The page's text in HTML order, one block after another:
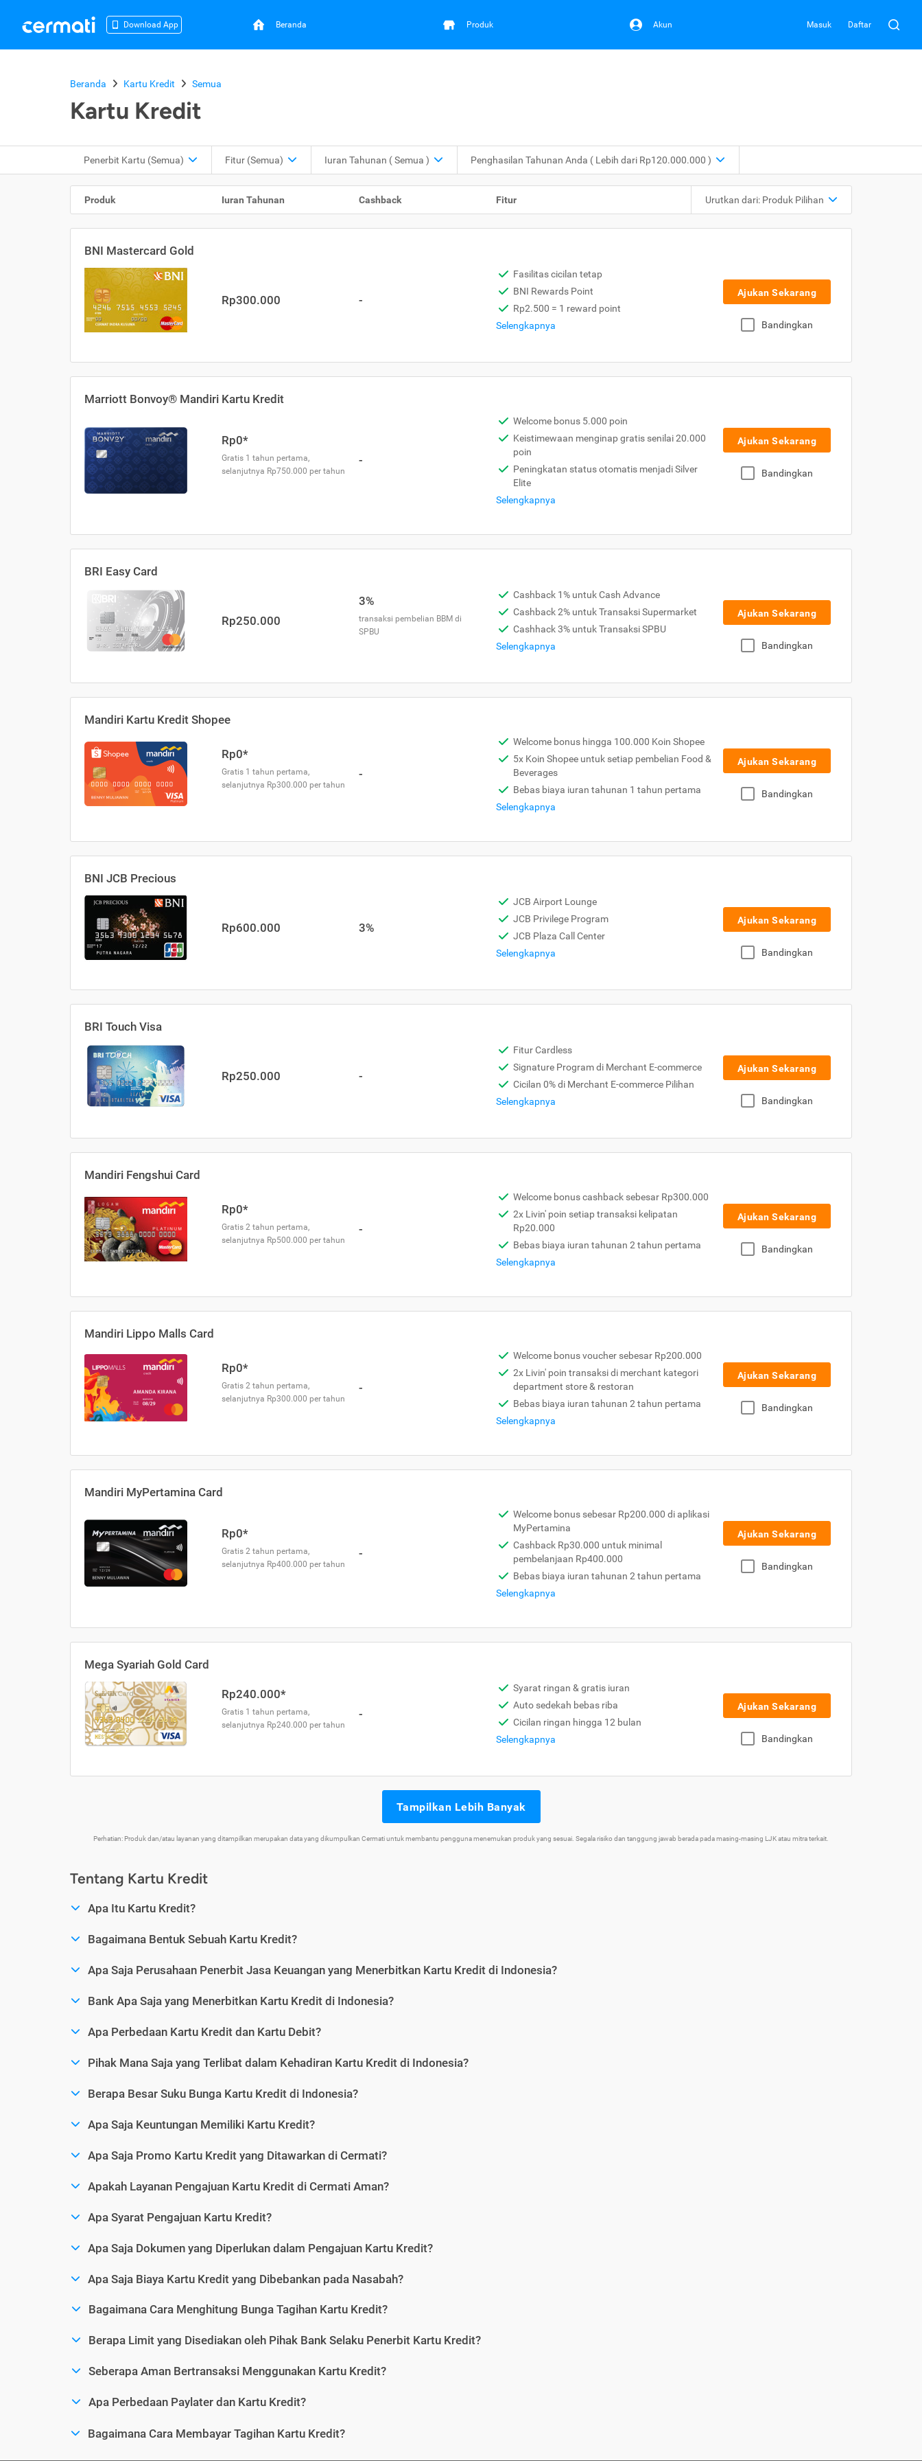
Download App Beranda Produk Akun Masuk Daftar
Beranda Kartu Kredit Semua
Kartu Kredit
Penerbit Kartu (Semua) Fitur (Semua) Iuran Tahunan ( Semua ) Penghasilan Tahunan Anda ( Lebih dari Rp120.000.000 )
Produk Iuran Tahunan Cashback Fitur Urutkan dari: Produk Pilihan
BNI Mastercard Gold
Rp300.000 -
Fasilitas cicilan tetap
BNI Rewards Point
Rp2.500 = 1 reward point
Selengkapnya
Ajukan Sekarang
Bandingkan
Marriott Bonvoy® Mandiri Kartu Kredit
Rp0*
Gratis 1 tahun pertama,
selanjutnya Rp750.000 per tahun
-
Welcome bonus 5.000 poin
Keistimewaan menginap gratis senilai 20.000
poin
Peningkatan status otomatis menjadi Silver
Elite
Selengkapnya
Ajukan Sekarang
Bandingkan
BRI Easy Card
Rp250.000
3%
transaksi pembelian BBM di
SPBU
Cashback 1% untuk Cash Advance
Cashback 2% untuk Transaksi Supermarket
Cashhack 3% untuk Transaksi SPBU
Selengkapnya
Ajukan Sekarang
Bandingkan
Mandiri Kartu Kredit Shopee
Rp0*
Gratis 1 tahun pertama,
selanjutnya Rp300.000 per tahun
-
Welcome bonus hingga 100.000 Koin Shopee
5x Koin Shopee untuk setiap pembelian Food &
Beverages
Bebas biaya iuran tahunan 1 tahun pertama
Selengkapnya
Ajukan Sekarang
Bandingkan
BNI JCB Precious
Rp600.000 3%
JCB Airport Lounge
JCB Privilege Program
JCB Plaza Call Center
Selengkapnya
Ajukan Sekarang
Bandingkan
BRI Touch Visa
Rp250.000 -
Fitur Cardless
Signature Program di Merchant E-commerce
Cicilan 0% di Merchant E-commerce Pilihan
Selengkapnya
Ajukan Sekarang
Bandingkan
Mandiri Fengshui Card
Rp0*
Gratis 2 tahun pertama,
selanjutnya Rp500.000 per tahun
-
Welcome bonus cashback sebesar Rp300.000
2x Livin' poin setiap transaksi kelipatan
Rp20.000
Bebas biaya iuran tahunan 2 tahun pertama
Selengkapnya
Ajukan Sekarang
Bandingkan
Mandiri Lippo Malls Card
Rp0*
Gratis 2 tahun pertama,
selanjutnya Rp300.000 per tahun
-
Welcome bonus voucher sebesar Rp200.000
2x Livin' poin transaksi di merchant kategori
department store & restoran
Bebas biaya iuran tahunan 2 tahun pertama
Selengkapnya
Ajukan Sekarang
Bandingkan
Mandiri MyPertamina Card
Rp0*
Gratis 2 tahun pertama,
selanjutnya Rp400.000 per tahun
-
Welcome bonus sebesar Rp200.000 di aplikasi
MyPertamina
Cashback Rp30.000 untuk minimal
pembelanjaan Rp400.000
Bebas biaya iuran tahunan 2 tahun pertama
Selengkapnya
Ajukan Sekarang
Bandingkan
Mega Syariah Gold Card
Rp240.000*
Gratis 1 tahun pertama,
selanjutnya Rp240.000 per tahun
-
Syarat ringan & gratis iuran
Auto sedekah bebas riba
Cicilan ringan hingga 12 bulan
Selengkapnya
Ajukan Sekarang
Bandingkan
Tampilkan Lebih Banyak
Perhatian: Produk dan/atau layanan yang ditampilkan merupakan data yang dikumpulkan Cermati untuk membantu pengguna menemukan produk yang sesuai. Segala risiko dan tanggung jawab berada pada masing-masing LJK atau mitra terkait.
Tentang Kartu Kredit
Apa Itu Kartu Kredit?
Bagaimana Bentuk Sebuah Kartu Kredit?
Apa Saja Perusahaan Penerbit Jasa Keuangan yang Menerbitkan Kartu Kredit di Indonesia?
Bank Apa Saja yang Menerbitkan Kartu Kredit di Indonesia?
Apa Perbedaan Kartu Kredit dan Kartu Debit?
Pihak Mana Saja yang Terlibat dalam Kehadiran Kartu Kredit di Indonesia?
Berapa Besar Suku Bunga Kartu Kredit di Indonesia?
Apa Saja Keuntungan Memiliki Kartu Kredit?
Apa Saja Promo Kartu Kredit yang Ditawarkan di Cermati?
Apakah Layanan Pengajuan Kartu Kredit di Cermati Aman?
Apa Syarat Pengajuan Kartu Kredit?
Apa Saja Dokumen yang Diperlukan dalam Pengajuan Kartu Kredit?
Apa Saja Biaya Kartu Kredit yang Dibebankan pada Nasabah?
Bagaimana Cara Menghitung Bunga Tagihan Kartu Kredit?
Berapa Limit yang Disediakan oleh Pihak Bank Selaku Penerbit Kartu Kredit?
Seberapa Aman Bertransaksi Menggunakan Kartu Kredit?
Apa Perbedaan Paylater dan Kartu Kredit?
Bagaimana Cara Membayar Tagihan Kartu Kredit?